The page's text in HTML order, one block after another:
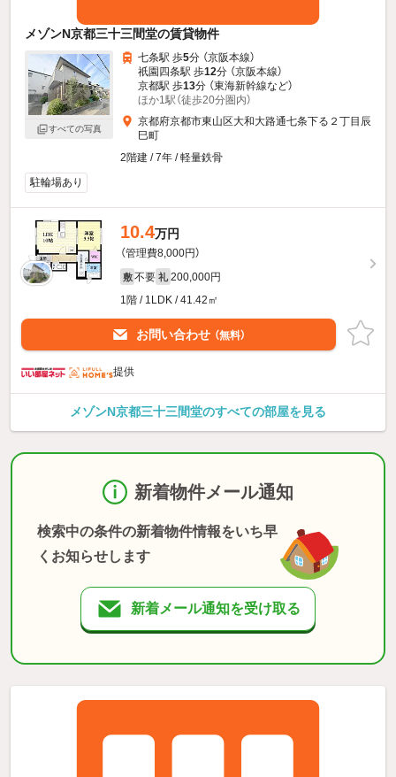
メゾンN京都三十三間堂の賃貸物件
すべての写真
七条駅 歩5分 （京阪本線）
祇園四条駅 歩12分 （京阪本線）
京都駅 歩13分 （東海新幹線など）
ほか1駅（徒歩20分圏内）
京都府京都市東山区大和大路通七条下る２丁目辰
巳町
2階建 / 7年 / 軽量鉄骨
駐輪場あり
10.4万円
（管理費8,000円）
敷 不要 礼 200,000円
1階 / 1LDK / 41.42㎡
お問い合わせ （無料）
提供
メゾンN京都三十三間堂のすべての部屋を見る
新着物件メール通知
検索中の条件の新着物件情報をいち早
くお知らせします
新着メール通知を受け取る